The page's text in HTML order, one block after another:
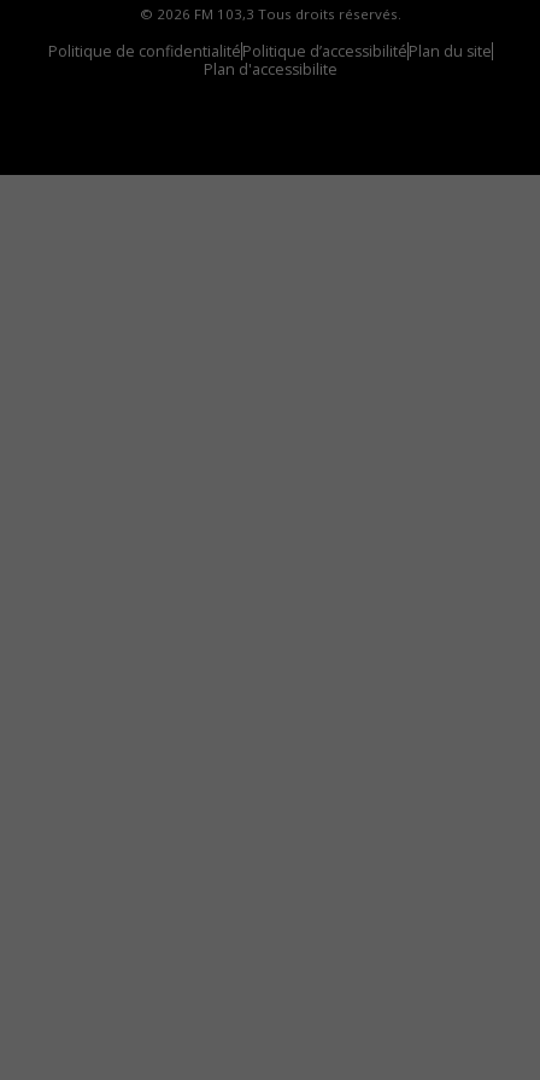
© 2026 FM 103,3 Tous droits réservés.
Politique de confidentialitéPolitique d’accessibilitéPlan du site
Plan d'accessibilite